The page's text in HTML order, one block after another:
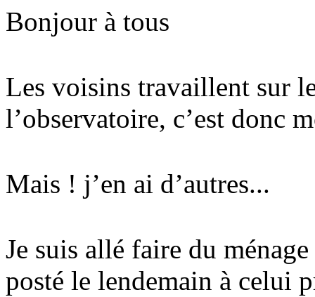
Bonjour à tous
Les voisins travaillent sur
l’observatoire, c’est donc
Mais ! j’en ai d’autres...
Je suis allé faire du
posté le lendemain à celui